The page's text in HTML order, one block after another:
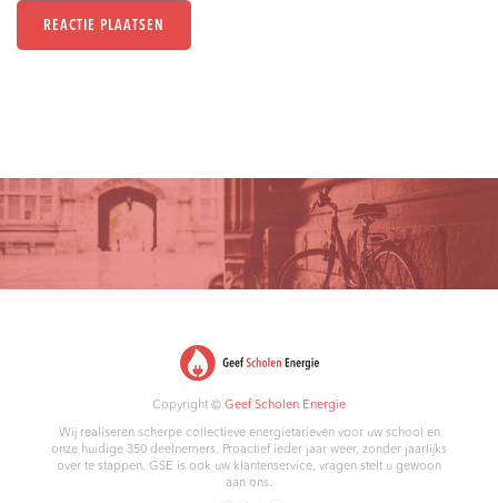
Copyright © Geef Scholen Energie
Wij realiseren scherpe collectieve energietarieven voor uw school en
onze huidige 350 deelnemers. Proactief ieder jaar weer, zonder jaarlijks
over te stappen. GSE is ook uw klantenservice, vragen stelt u gewoon
aan ons.